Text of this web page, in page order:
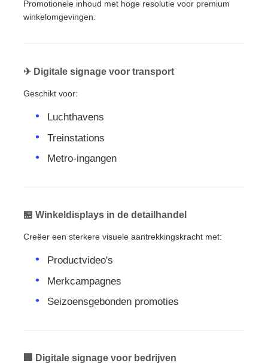
Promotionele inhoud met hoge resolutie voor premium
winkelomgevingen.
✈ Digitale signage voor transport
Geschikt voor:
Luchthavens
Treinstations
Metro-ingangen
🏪 Winkeldisplays in de detailhandel
Creëer een sterkere visuele aantrekkingskracht met:
Productvideo's
Merkcampagnes
Seizoensgebonden promoties
🏢 Digitale signage voor bedrijven